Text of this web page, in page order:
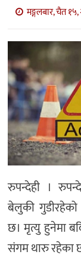
बाणिज्य
भिडियो
सिफारिस
मङ्गलबार, चैत
रुपन्देही ।
बेलुकी
छ। मृत्यु हुनेमा
संगम थारु रहेका